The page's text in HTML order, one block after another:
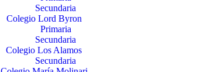
Secundaria
Colegio Lord Byron
Primaria
Secundaria
Colegio Los Alamos
Secundaria